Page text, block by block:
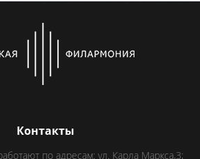
Контакты
по адресам: ул. Карла Маркса,3;